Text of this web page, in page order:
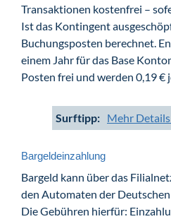
Transaktionen kostenfrei –
Ist das Kontingent
Buchungsposten berechnet.
einem Jahr für das Base
Posten frei und werden 0,19 €
Surftipp: Mehr Details
Bargeldeinzahlung
Bargeld kann über das
den Automaten der
Die Gebühren hierfür: